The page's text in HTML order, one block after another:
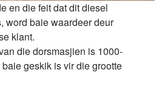
en die feit dat dit diesel
word baie waardeer deur
klant.
die dorsmasjien is 1000-
geskik is vir die grootte